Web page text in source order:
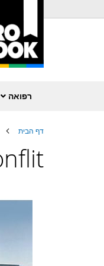
to
Content
רפואה
דף הבית